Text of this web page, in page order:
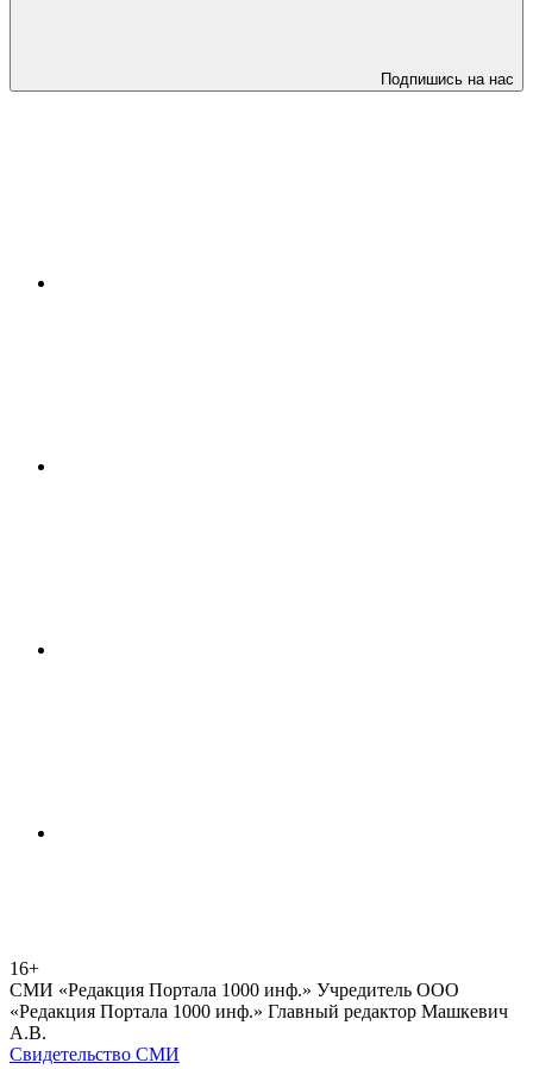
Подпишись на нас
16+
СМИ «Редакция Портала 1000 инф.» Учредитель ООО
«Редакция Портала 1000 инф.» Главный редактор Машкевич
А.В.
Свидетельство СМИ